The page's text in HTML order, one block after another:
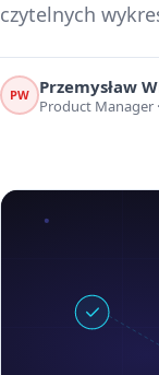
czytelnych
PW Przemysław
Product Manager